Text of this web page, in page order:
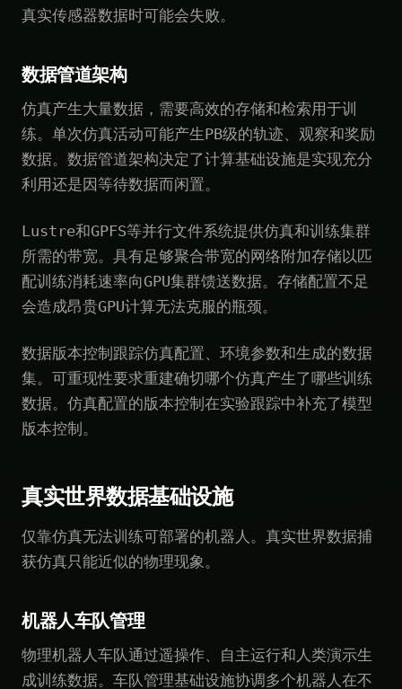
真实传感器数据时可能会失败。
数据管道架构
仿真产生大量数据，需要高效的存储和检索用于训
练。单次仿真活动可能产生PB级的轨迹、观察和奖励
数据。数据管道架构决定了计算基础设施是实现充分
利用还是因等待数据而闲置。
Lustre和GPFS等并行文件系统提供仿真和训练集群
所需的带宽。具有足够聚合带宽的网络附加存储以匹
配训练消耗速率向GPU集群馈送数据。存储配置不足
会造成昂贵GPU计算无法克服的瓶颈。
数据版本控制跟踪仿真配置、环境参数和生成的数据
集。可重现性要求重建确切哪个仿真产生了哪些训练
数据。仿真配置的版本控制在实验跟踪中补充了模型
版本控制。
真实世界数据基础设施
仅靠仿真无法训练可部署的机器人。真实世界数据捕
获仿真只能近似的物理现象。
机器人车队管理
物理机器人车队通过遥操作、自主运行和人类演示生
成训练数据。车队管理基础设施协调多个机器人在不